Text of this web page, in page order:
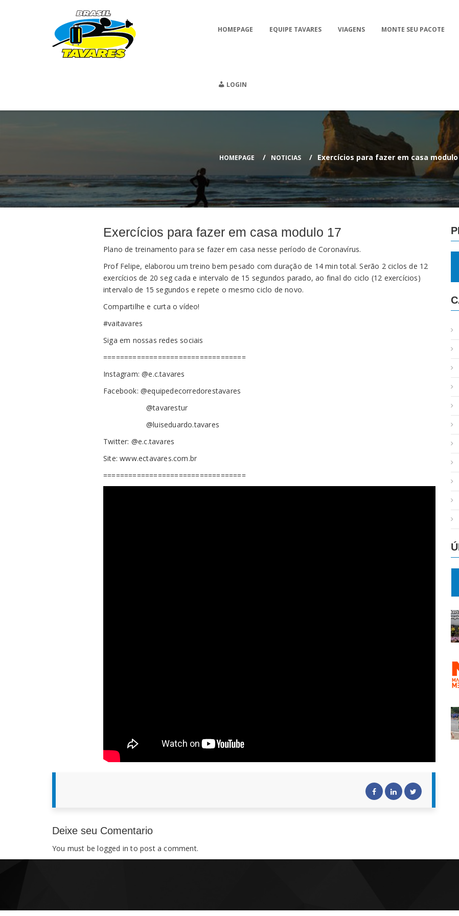
HOMEPAGE EQUIPE TAVARES VIAGENS MONTE SEU PACOTE
LOGIN
HOMEPAGE NOTICIAS Exercícios para fazer em casa modulo
Exercícios para fazer em casa modulo 17
Plano de treinamento para se fazer em casa nesse período de Coronavírus.
Prof Felipe, elaborou um treino bem pesado com duração de 14 min total. Serão 2 ciclos de 12
exercícios de 20 seg cada e intervalo de 15 segundos parado, ao final do ciclo (12 exercícios)
intervalo de 15 segundos e repete o mesmo ciclo de novo.
Compartilhe e curta o vídeo!
#vaitavares
Siga em nossas redes sociais
==================================
Instagram: @e.c.tavares
Facebook: @equipedecorredorestavares
@tavarestur
@luiseduardo.tavares
Twitter: @e.c.tavares
Site: www.ectavares.com.br
==================================
Deixe seu Comentario
You must belogged in to post a comment.